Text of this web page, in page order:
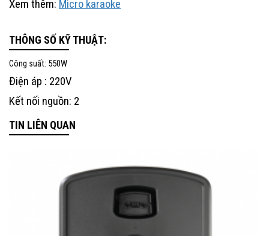
Xem thêm: Micro karaoke
THÔNG SỐ KỸ THUẬT:
Công suất: 550W
Điện áp : 220V
Kết nối nguồn: 2
TIN LIÊN QUAN